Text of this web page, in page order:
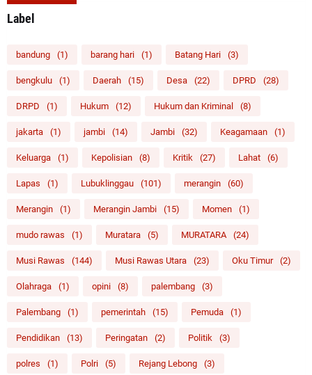
Label
bandung (1) barang hari (1) Batang Hari (3)
bengkulu (1) Daerah (15) Desa (22) DPRD (28)
DRPD (1) Hukum (12) Hukum dan Kriminal (8)
jakarta (1) jambi (14) Jambi (32) Keagamaan (1)
Keluarga (1) Kepolisian (8) Kritik (27) Lahat (6)
Lapas (1) Lubuklinggau (101) merangin (60)
Merangin (1) Merangin Jambi (15) Momen (1)
mudo rawas (1) Muratara (5) MURATARA (24)
Musi Rawas (144) Musi Rawas Utara (23) Oku Timur (2)
Olahraga (1) opini (8) palembang (3)
Palembang (1) pemerintah (15) Pemuda (1)
Pendidikan (13) Peringatan (2) Politik (3)
polres (1) Polri (5) Rejang Lebong (3)